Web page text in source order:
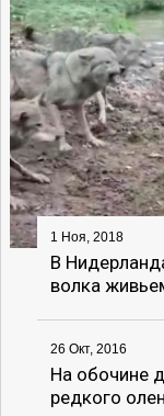
1 Ноя, 2018
В
волка
26 Окт, 2016
На обочине
редкого